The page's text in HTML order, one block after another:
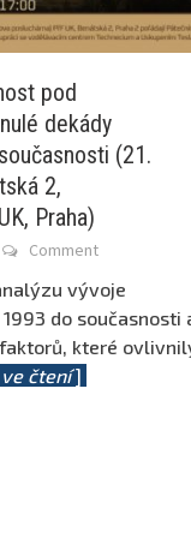
pod
dekády
(21.
2,
Praha)
Comment
vývoje
do současnosti
které
čtení]